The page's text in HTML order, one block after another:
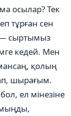
осылар? Тек
тұрған сен
— сыртымыз
кедей. Мен
қолың
шырағым.
ел мінезіне